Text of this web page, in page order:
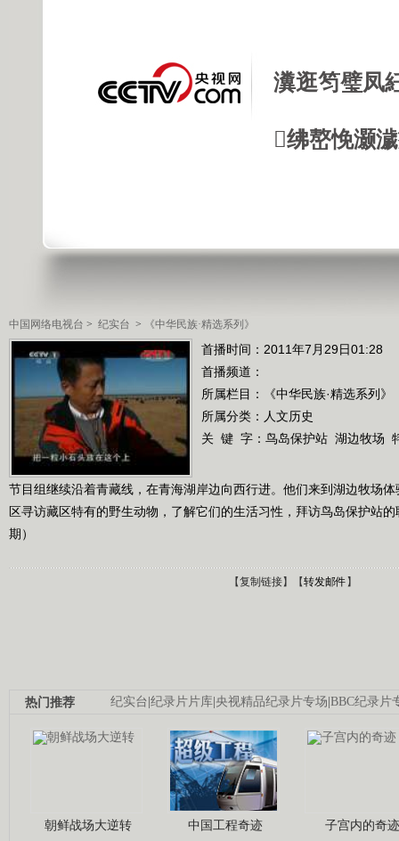
瀵逛笉璧凤
绋嶅悗灏
中国网络电视台 > 纪实台 > 《中华民族·精选系列》
首播时间：2011年7月29日01:28
首播频道：
所属栏目：
《中华民族·精选系列》
所属分类：人文历史
关 键 字： 鸟岛保护站 湖边牧场
节目组继续沿着青藏线，在青海湖岸边向西行进。他们来到湖边牧场
区寻访藏区特有的野生动物，了解它们的生活习性，拜访鸟岛保护站
期）
【复制链接】【转发邮件】
纪实台|纪录片片库|央视精品纪录片专场|BBC纪录片
热门推荐
朝鲜战场大逆转 中国工程奇迹 子宫内的奇迹